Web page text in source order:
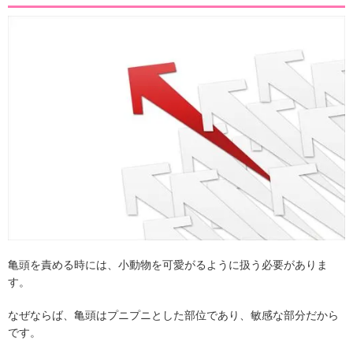
亀頭を責める時には、小動物を可愛がるように扱う必要がありま
す。
なぜならば、亀頭はプニプニとした部位であり、敏感な部分だから
です。